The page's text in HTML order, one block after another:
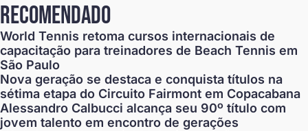
recomendado
World Tennis retoma cursos internacionais de
capacitação para treinadores de Beach Tennis em
São Paulo
Nova geração se destaca e conquista títulos na
sétima etapa do Circuito Fairmont em Copacabana
Alessandro Calbucci alcança seu 90º título com
jovem talento em encontro de gerações